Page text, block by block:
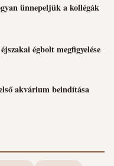
ünnepeljük a kollégák
égbolt megfigyelése
akvárium beindítása